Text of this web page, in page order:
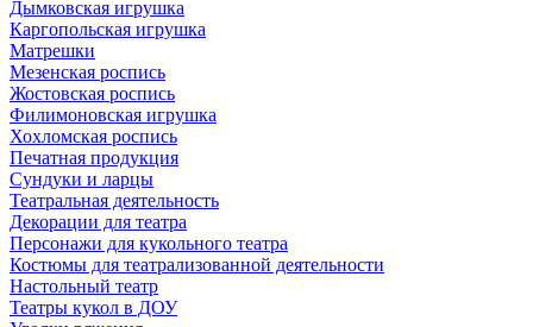
Дымковская игрушка
Каргопольская игрушка
Матрешки
Мезенская роспись
Жостовская роспись
Филимоновская игрушка
Хохломская роспись
Печатная продукция
Сундуки и ларцы
Театральная деятельность
Декорации для театра
Персонажи для кукольного театра
Костюмы для театрализованной деятельности
Настольный театр
Театры кукол в ДОУ